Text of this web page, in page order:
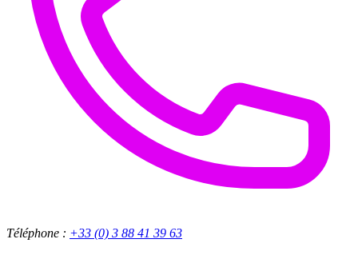
Téléphone : +33 (0) 3 88 41 39 63